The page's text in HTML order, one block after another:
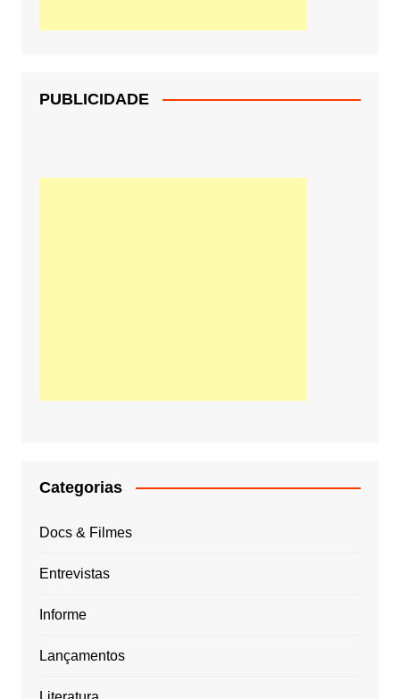
PUBLICIDADE
Categorias
Docs & Filmes
Entrevistas
Informe
Lançamentos